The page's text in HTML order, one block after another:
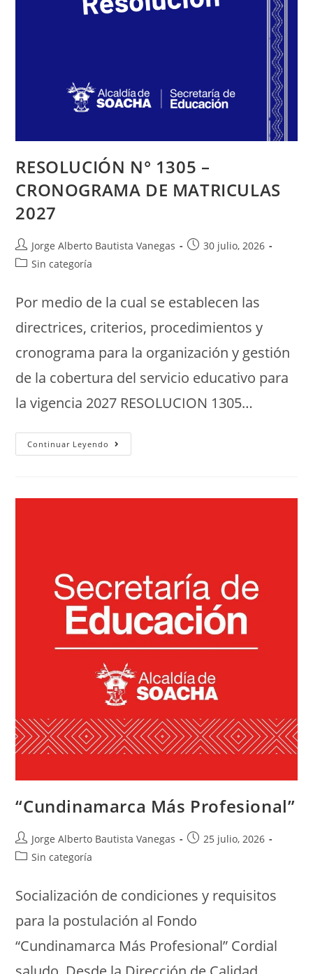
RESOLUCIÓN N° 1305 –
CRONOGRAMA DE MATRICULAS
2027
Jorge Alberto Bautista Vanegas
30 julio, 2026
Sin categoría
Por medio de la cual se establecen las
directrices, criterios, procedimientos y
cronograma para la organización y gestión
de la cobertura del servicio educativo para
la vigencia 2027 RESOLUCION 1305…
Continuar Leyendo
“Cundinamarca Más Profesional”
Jorge Alberto Bautista Vanegas
25 julio, 2026
Sin categoría
Socialización de condiciones y requisitos
para la postulación al Fondo
“Cundinamarca Más Profesional” Cordial